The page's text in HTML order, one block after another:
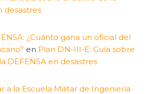
desastres
¿Cuánto gana un oficial del
en Plan DN-III-E: Guía sobre
DEFENSA en desastres
a la Escuela Militar de Ingeniería